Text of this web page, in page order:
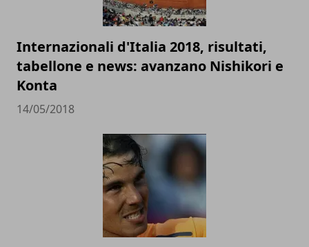
Internazionali d'Italia 2018, risultati,
tabellone e news: avanzano Nishikori e
Konta
14/05/2018